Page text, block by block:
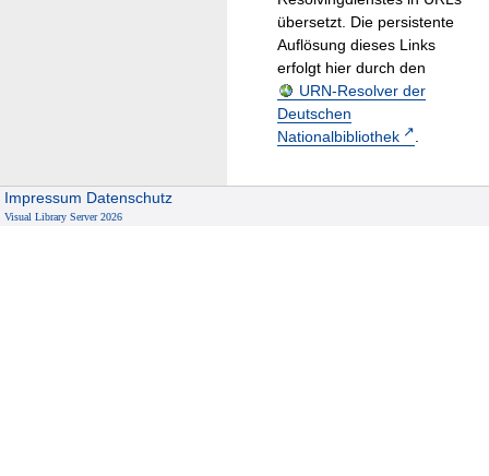
übersetzt. Die persistente
Auflösung dieses Links
erfolgt hier durch den
URN-Resolver der
Deutschen
Nationalbibliothek
.
Impressum Datenschutz
Visual Library Server 2026